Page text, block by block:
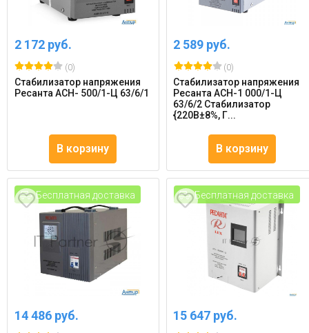
2 172 руб.
(0)
Стабилизатор напряжения
Ресанта АСН- 500/1-Ц 63/6/1
В корзину
2 589 руб.
(0)
Стабилизатор напряжения
Ресанта АСН-1 000/1-Ц
63/6/2 Стабилизатор
{220В±8%, Г...
В корзину
Бесплатная доставка
14 486 руб.
Бесплатная доставка
15 647 руб.